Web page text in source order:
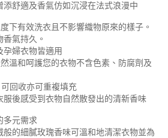
舒適及香氣仿如沉浸在法式浪漫中
下有效洗衣且不影響織物原來的樣子。
氣持久。
婦衣物皆適用
溫和呵護您的衣物不含色素、防腐劑及
回收亦可重複填充
後感受到衣物自然散發出的清新香味
多元需求
般的細膩玫瑰香味可溫和地清潔衣物並為